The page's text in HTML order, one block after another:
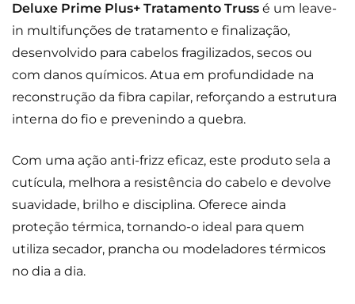
Deluxe Prime Plus+ Tratamento Truss é um leave-
in multifunções de tratamento e finalização,
desenvolvido para cabelos fragilizados, secos ou
com danos químicos. Atua em profundidade na
reconstrução da fibra capilar, reforçando a estrutura
interna do fio e prevenindo a quebra.
Com uma ação anti-frizz eficaz, este produto sela a
cutícula, melhora a resistência do cabelo e devolve
suavidade, brilho e disciplina. Oferece ainda
proteção térmica, tornando-o ideal para quem
utiliza secador, prancha ou modeladores térmicos
no dia a dia.